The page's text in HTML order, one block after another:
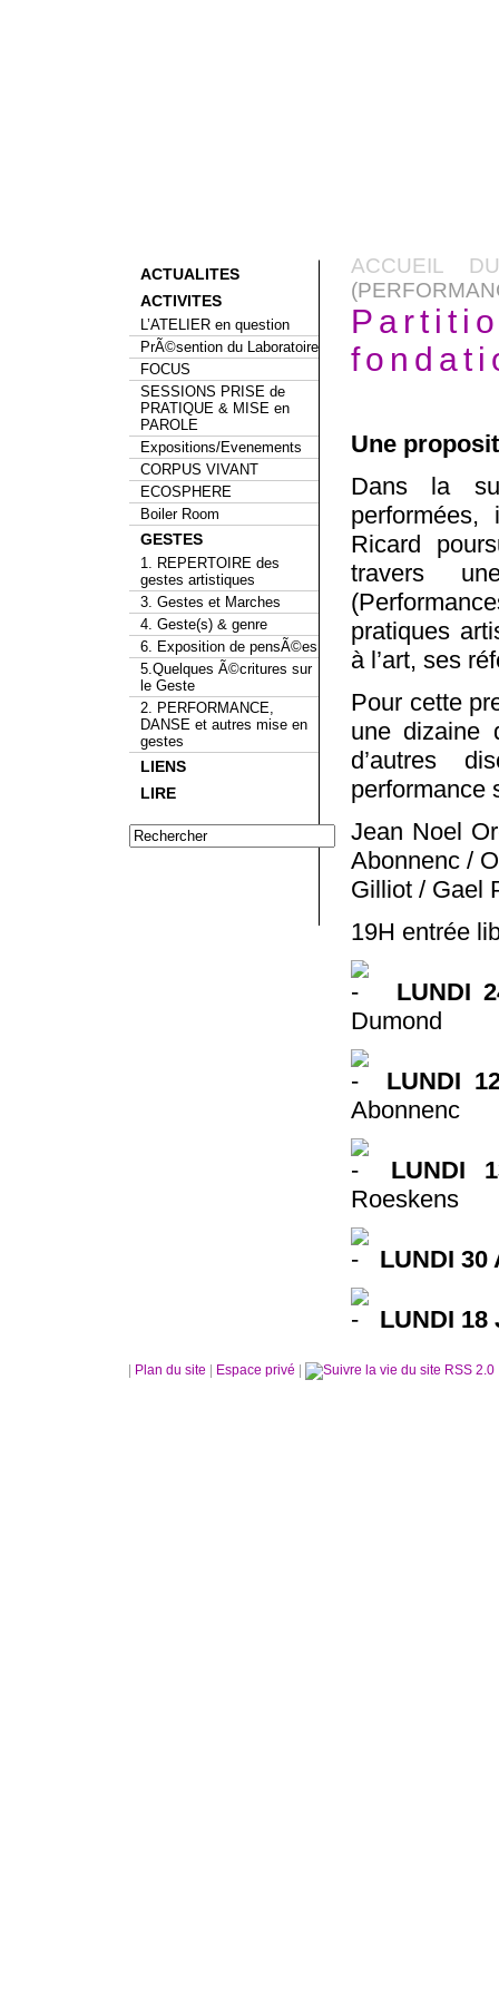
ACTUALITES
ACTIVITES
L’ATELIER en question
PrÃ©sention du Laboratoire
FOCUS
SESSIONS PRISE de
PRATIQUE & MISE en
PAROLE
Expositions/Evenements
CORPUS VIVANT
ECOSPHERE
Boiler Room
GESTES
1. REPERTOIRE des
gestes artistiques
3. Gestes et Marches
4. Geste(s) & genre
6. Exposition de pensÃ©es
5.Quelques Ã©critures sur
le Geste
2. PERFORMANCE,
DANSE et autres mise en
gestes
LIENS
LIRE
ACCUEIL
Une
Dans la
performées,
Ricard
travers
pratiques
à l’art, ses
Pour cette
une dizaine
d’autres
performance
Jean Noel
Abonnenc /
Gilliot / Gael
19H entrée
LUNDI
Dumond
LUNDI
Abonnenc
LUNDI
Roeskens
LUNDI 30
LUNDI 18
Plan du site Espace privé RSS 2.0